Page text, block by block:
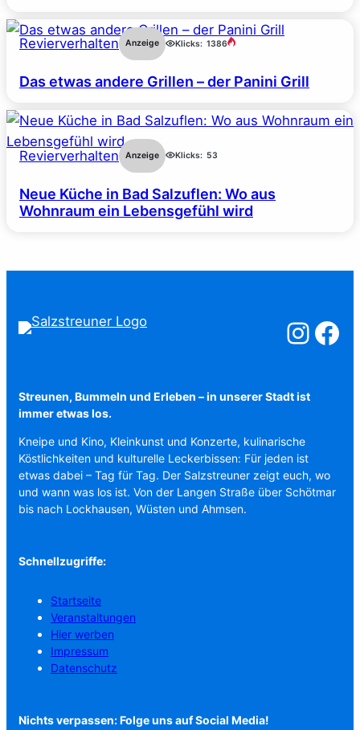
Revierverhalten Anzeige Klicks: 1386
Das etwas andere Grillen – der Panini Grill
Revierverhalten Anzeige Klicks: 53
Neue Küche in Bad Salzuflen: Wo aus
Wohnraum ein Lebensgefühl wird
Salzstreuner
Streunen, Bummeln und Erleben – in unserer Stadt ist
immer etwas los.
Kneipe und Kino, Kleinkunst und Konzerte, kulinarische
Köstlichkeiten und kulturelle Leckerbissen: Für jeden ist
etwas dabei – Tag für Tag. Der Salzstreuner zeigt euch, wo
und wann was los ist. Von der Langen Straße über Schötmar
bis nach Lockhausen, Wüsten und Ahmsen.
Schnellzugriffe:
Startseite
Veranstaltungen
Hier werben
Impressum
Datenschutz
Nichts verpassen: Folge uns auf Social Media!